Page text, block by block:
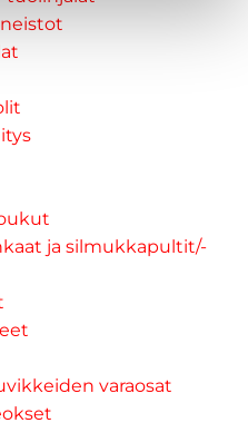
ja silmukkapultit/-
varaosat